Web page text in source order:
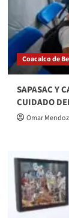
Coacalco de
SAPASAC Y
CUIDADO
Omar